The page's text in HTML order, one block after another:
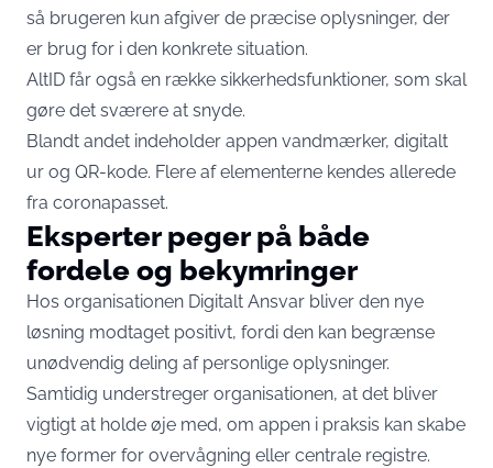
så brugeren kun afgiver de præcise oplysninger, der
er brug for i den konkrete situation.
AltID får også en række sikkerhedsfunktioner, som skal
gøre det sværere at snyde.
Blandt andet indeholder appen vandmærker, digitalt
ur og QR-kode. Flere af elementerne kendes allerede
fra coronapasset.
Eksperter peger på både
fordele og bekymringer
Hos organisationen Digitalt Ansvar bliver den nye
løsning modtaget positivt, fordi den kan begrænse
unødvendig deling af personlige oplysninger.
Samtidig understreger organisationen, at det bliver
vigtigt at holde øje med, om appen i praksis kan skabe
nye former for overvågning eller centrale registre.